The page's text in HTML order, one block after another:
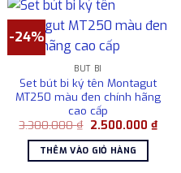
-24%
BÚT BI
Set bút bi ký tên Montagut
MT250 màu đen chính hãng
cao cấp
3.300.000₫ Giá
là:
3.300.000 ₫.
2.500.000 ₫Giá
hiện
THÊM VÀO GIỎ HÀNG